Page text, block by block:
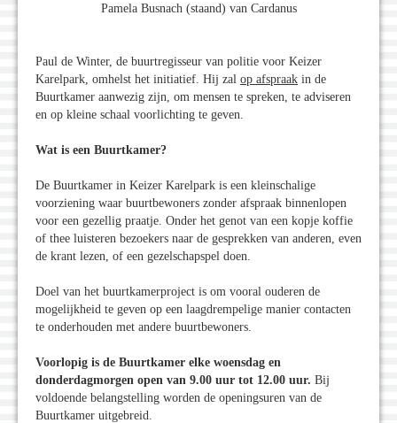
Pamela Busnach (staand) van Cardanus
Paul de Winter, de buurtregisseur van politie voor Keizer
Karelpark, omhelst het initiatief. Hij zal op afspraak in de
Buurtkamer aanwezig zijn, om mensen te spreken, te adviseren
en op kleine schaal voorlichting te geven.
Wat is een Buurtkamer?
De Buurtkamer in Keizer Karelpark is een kleinschalige
voorziening waar buurtbewoners zonder afspraak binnenlopen
voor een gezellig praatje. Onder het genot van een kopje koffie
of thee luisteren bezoekers naar de gesprekken van anderen, even
de krant lezen, of een gezelschapspel doen.
Doel van het buurtkamerproject is om vooral ouderen de
mogelijkheid te geven op een laagdrempelige manier contacten
te onderhouden met andere buurtbewoners.
Voorlopig is de Buurtkamer elke woensdag en
donderdagmorgen open van 9.00 uur tot 12.00 uur. Bij
voldoende belangstelling worden de openingsuren van de
Buurtkamer uitgebreid.